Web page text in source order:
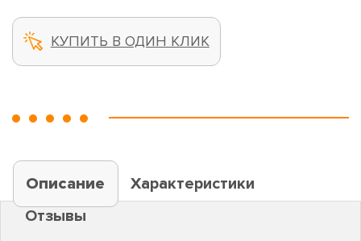
КУПИТЬ В ОДИН КЛИК
Описание
Характеристики
Отзывы